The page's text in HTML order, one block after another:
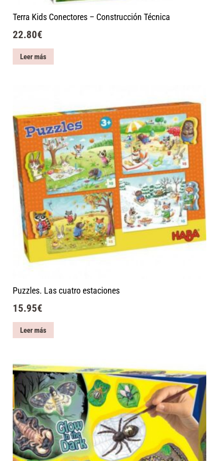
Terra Kids Conectores – Construcción Técnica
22.80€
Leer más
Puzzles. Las cuatro estaciones
15.95€
Leer más